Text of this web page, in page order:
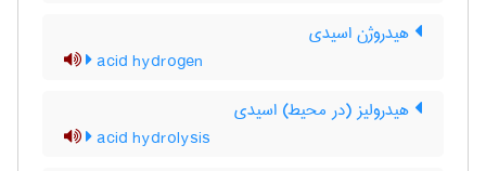
هیدروژن اسیدی
acid hydrogen
هیدرولیز (در محیط) اسیدی
acid hydrolysis